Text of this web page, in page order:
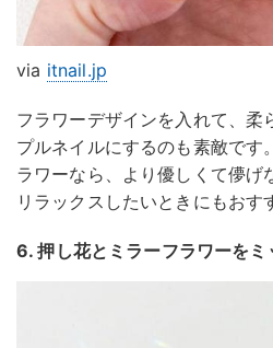
via itnail.jp
フラワーデザインを入れて、柔
プルネイルにするのも素敵です
ラワーなら、より優しくて儚げ
リラックスしたいときにもおす
6. 押し花とミラーフラワーをミ